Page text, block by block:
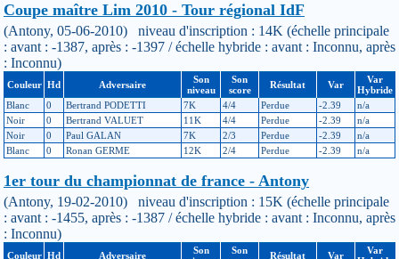
Coupe maître Lim 2010 - Tour régional IdF
(Antony, 05-06-2010) niveau d'inscription : 14K (échelle principale
: avant : -1387, après : -1397 / échelle hybride : avant : Inconnu, après
: Inconnu)
Couleur Hd Adversaire
Son
niveau
Son
score
Résultat Var
Var
Hybride
Blanc
0 Bertrand PODETTI 7K 4/4 Perdue -2.39
n/a
Noir
0 Bertrand VALUET 11K 4/4 Perdue -2.39
n/a
Noir
0 Paul GALAN 7K 2/3 Perdue -2.39
n/a
Blanc
0 Ronan GERME 12K 2/4 Perdue -2.39 n/a
1er tour du championnat de france - Antony
(Antony, 19-02-2010) niveau d'inscription : 15K (échelle principale
: avant : -1455, après : -1387 / échelle hybride : avant : Inconnu, après
: Inconnu)
Couleur Hd Adversaire
Son
Son
Résultat Var
Var